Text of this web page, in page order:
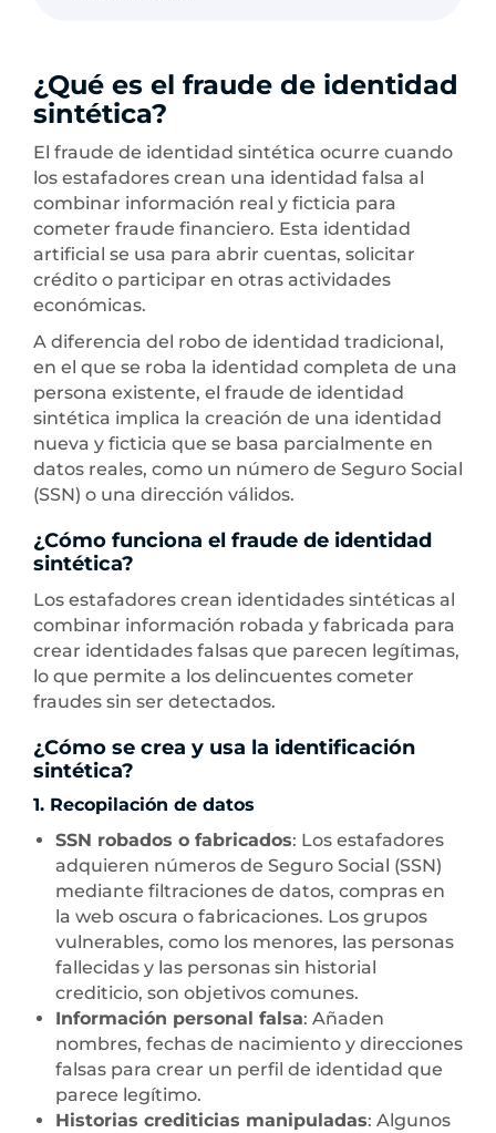
¿Qué es el fraude de identidad
sintética?
El fraude de identidad sintética ocurre cuando
los estafadores crean una identidad falsa al
combinar información real y ficticia para
cometer fraude financiero. Esta identidad
artificial se usa para abrir cuentas, solicitar
crédito o participar en otras actividades
económicas.
A diferencia del robo de identidad tradicional,
en el que se roba la identidad completa de una
persona existente, el fraude de identidad
sintética implica la creación de una identidad
nueva y ficticia que se basa parcialmente en
datos reales, como un número de Seguro Social
(SSN) o una dirección válidos.
¿Cómo funciona el fraude de identidad
sintética?
Los estafadores crean identidades sintéticas al
combinar información robada y fabricada para
crear identidades falsas que parecen legítimas,
lo que permite a los delincuentes cometer
fraudes sin ser detectados.
¿Cómo se crea y usa la identificación
sintética?
1. Recopilación de datos
SSN robados o fabricados: Los estafadores
adquieren números de Seguro Social (SSN)
mediante filtraciones de datos, compras en
la web oscura o fabricaciones. Los grupos
vulnerables, como los menores, las personas
fallecidas y las personas sin historial
crediticio, son objetivos comunes.
Información personal falsa: Añaden
nombres, fechas de nacimiento y direcciones
falsas para crear un perfil de identidad que
parece legítimo.
Historias crediticias manipuladas: Algunos